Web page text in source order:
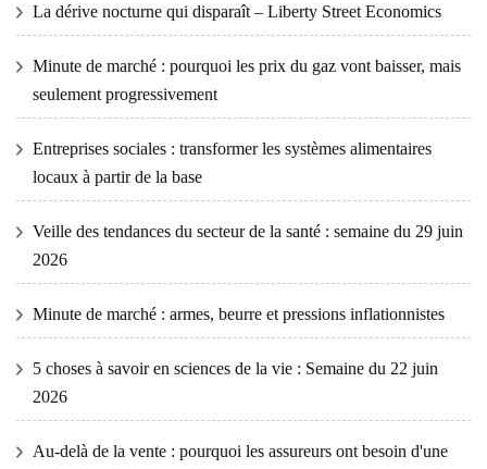
La dérive nocturne qui disparaît – Liberty Street Economics
Minute de marché : pourquoi les prix du gaz vont baisser, mais
seulement progressivement
Entreprises sociales : transformer les systèmes alimentaires
locaux à partir de la base
Veille des tendances du secteur de la santé : semaine du 29 juin
2026
Minute de marché : armes, beurre et pressions inflationnistes
5 choses à savoir en sciences de la vie : Semaine du 22 juin
2026
Au-delà de la vente : pourquoi les assureurs ont besoin d'une